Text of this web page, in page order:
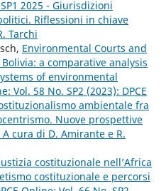
2025 - Giurisdizioni
Riflessioni in chiave
Tarchi
Environmental Courts and
a comparative analysis
of environmental
Vol. 58 No. SP2 (2023): DPCE
ambientale fra
Nuove prospettive
cura di D. Amirante e R.
costituzionale nell’Africa
costituzionale e percorsi